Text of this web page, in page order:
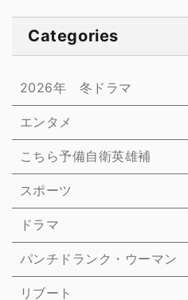
Categories
2026年 冬ドラマ
エンタメ
こちら予備自衛英雄補
スポーツ
ドラマ
パンチドランク・ウーマン
リブート